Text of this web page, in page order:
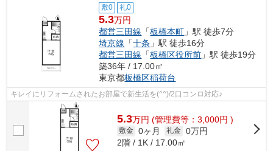
敷0 礼0
5.3万円
都営三田線 「板橋本町 」駅 徒歩7分
埼京線 「十条 」駅 徒歩16分
都営三田線 「板橋区役所前 」駅 徒歩19分
築36年 / 17.00㎡
東京都板橋区稲荷台
キレイにリフォームされたお部屋で新生活を(^^)/2口コンロ対応♪
5.3万円 (管理費等：3,000円 )
敷金 0ヶ月 礼金 0万円
2階 / 1K / 17.00㎡